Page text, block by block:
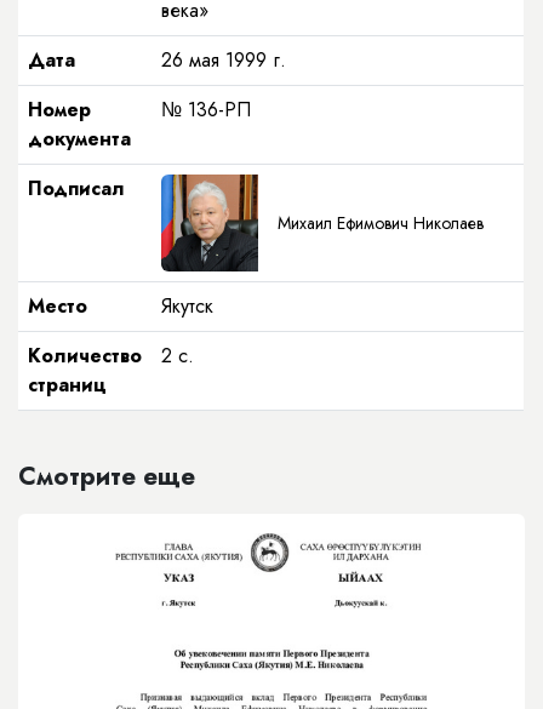
века»
Дата
26 мая 1999 г.
Номер
документа
№ 136-РП
Подписал
Михаил Ефимович Николаев
Место
Якутск
Количество
страниц
2 с.
Смотрите еще